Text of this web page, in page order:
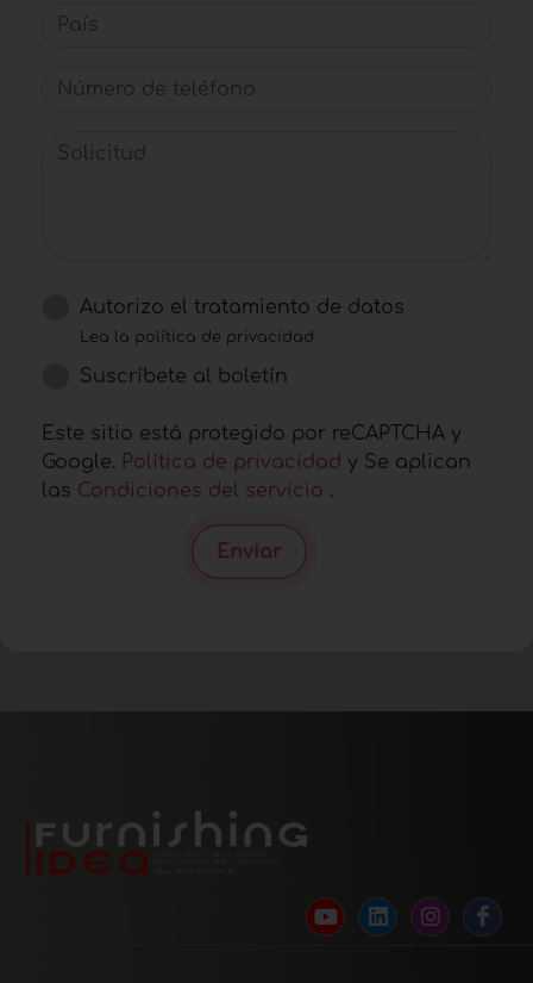
País
Número de teléfono
Solicitud
Autorizo ​​el tratamiento de datos
Lea la política de privacidad
Suscríbete al boletín
Este sitio está protegido por reCAPTCHA y
Google. Política de privacidad y Se aplican
las Condiciones del servicio .
Enviar